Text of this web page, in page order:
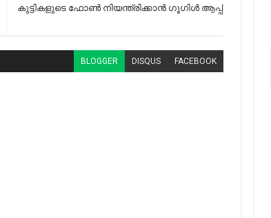
കുട്ടികളുടെ ഫോൺ നിയന്ത്രിക്കാൻ ഗൂഗിൾ ആപ്പ്
BLOGGER DISQUS FACEBOOK